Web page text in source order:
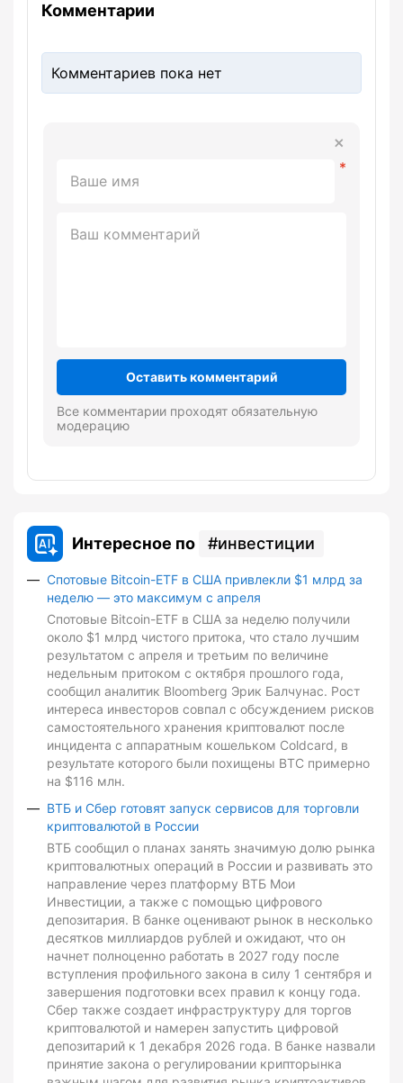
Комментарии
Комментариев пока нет
Оставить комментарий
Все комментарии проходят обязательную
модерацию
Интересное по инвестиции
Спотовые Bitcoin-ETF в США привлекли $1 млрд за
неделю — это максимум с апреля
Спотовые Bitcoin-ETF в США за неделю получили
около $1 млрд чистого притока, что стало лучшим
результатом с апреля и третьим по величине
недельным притоком с октября прошлого года,
сообщил аналитик Bloomberg Эрик Балчунас. Рост
интереса инвесторов совпал с обсуждением рисков
самостоятельного хранения криптовалют после
инцидента с аппаратным кошельком Coldcard, в
результате которого были похищены BTC примерно
на $116 млн.
ВТБ и Сбер готовят запуск сервисов для торговли
криптовалютой в России
ВТБ сообщил о планах занять значимую долю рынка
криптовалютных операций в России и развивать это
направление через платформу ВТБ Мои
Инвестиции, а также с помощью цифрового
депозитария. В банке оценивают рынок в несколько
десятков миллиардов рублей и ожидают, что он
начнет полноценно работать в 2027 году после
вступления профильного закона в силу 1 сентября и
завершения подготовки всех правил к концу года.
Сбер также создает инфраструктуру для торгов
криптовалютой и намерен запустить цифровой
депозитарий к 1 декабря 2026 года. В банке назвали
принятие закона о регулировании крипторынка